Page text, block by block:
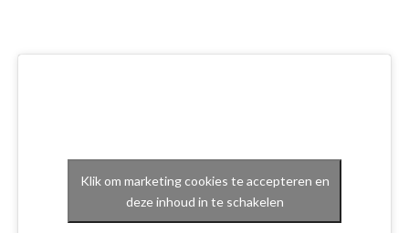
Klik om marketing cookies te accepteren en
deze inhoud in te schakelen